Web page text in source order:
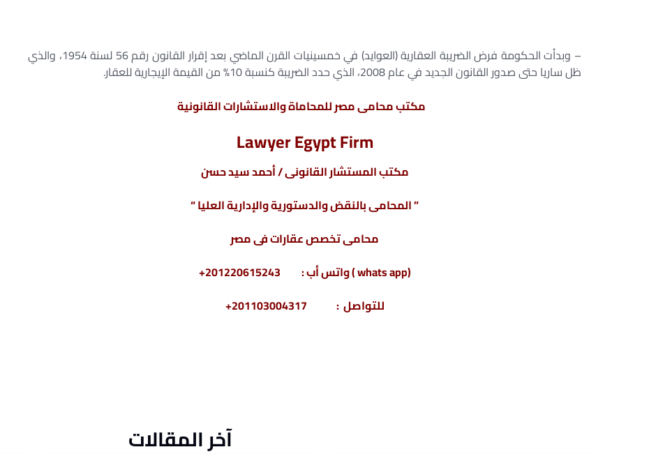
– وبدأت الحكومة فرض الضريبة العقارية (العوايد) في خمسينيات القرن الماضي بعد إقرار القانون رقم 56 لسنة 1954، والذي
ظل ساريا حتى صدور القانون الجديد في عام 2008، الذي حدد الضريبة كنسبة 10% من القيمة الإيجارية للعقار.
مكتب محامى مصر للمحاماة والاستشارات القانونية
Lawyer Egypt Firm
مكتب المستشار القانونى / أحمد سيد حسن
” المحامى بالنقض والدستورية والإدارية العليا “
محامى تخصص عقارات فى مصر
(whats app ) واتس أب : 201220615243+
للتواصل : 201103004317+
آخر المقالات